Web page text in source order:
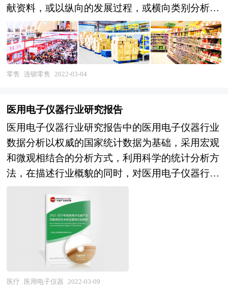
献资料，或以纵向的发展过程，或横向类别分析提
出论点、分析论据，进行论证。报告如实地反映客
观情况，一切叙述、说明、推断、引用恰如其分，
文字、用词表达准确，概念表述科学化。报告对行
业相关各种因素进行具体调查、研究、分析，洞察
结所在，评估行业投资价值、效果效益程度，提出
建设性意见建议，为行业投资决策者和企业经营者
提供参考依据。 本研究咨询报告由中研普华咨询
公司领衔撰写，在大量周密的市场调研基础上，主
要依据了国家统计局、国家商务部、国家发改委、
关总署、全国商业信息中心、中国经济景气监测中
心、中国行业研究网、全国及海外多种相关报纸杂
志的基础信息等公布和提供的大量资料和数据，客
观、多角度地对中国连锁零售市场进行了分析研
究。报告在总结中国连锁零售行业发展历程的基础
上，结合新时期的各方面因素，对中国连锁零售行
零售 连锁零售 2022-03-04
医用电子仪器行业研究报告
医用电子仪器行业研究报告中的医用电子仪器行业
数据分析以权威的国家统计数据为基础，采用宏观
和微观相结合的分析方式，利用科学的统计分析方
法，在描述行业概貌的同时，对医用电子仪器行业
进行细化分析，包括产品总体状况、产品生产情
况、重点企业状况、主要产品总产量、进出口情况
等。报告中主要运用图表及表格方式，直观地阐明
了行业的经济类型构成、规模构成、经营效益比
较、生产状况及对外贸易情况等，是企业了解医用
电子仪器行业市场状况必不可少的助手。在形式
上，报告以丰富的数据和图表为主，突出文章的可
医疗 医用电子仪器 2022-03-09